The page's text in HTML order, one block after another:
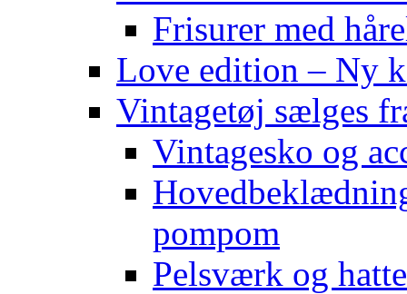
Frisurer med
Love edition – Ny
Vintagetøj sælges
Vintagesko og
pompom
Pelsværk og